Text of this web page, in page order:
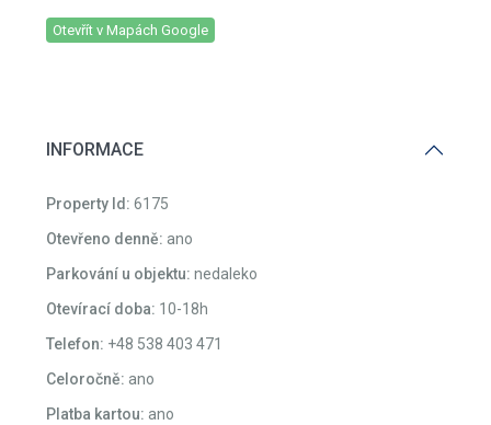
Otevřít v Mapách Google
INFORMACE
Property Id: 6175
Otevřeno denně: ano
Parkování u objektu: nedaleko
Otevírací doba: 10-18h
Telefon: +48 538 403 471
Celoročně: ano
Platba kartou: ano